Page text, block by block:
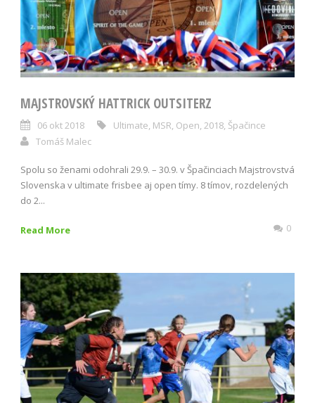
MAJSTROVSKÝ HATTRICK OUTSITERZ
06 okt 2018 Ultimate, MSR, Open, 2018, Špačince
Tomáš Malec
Spolu so ženami odohrali 29.9. – 30.9. v Špačinciach Majstrovstvá
Slovenska v ultimate frisbee aj open tímy. 8 tímov, rozdelených
do 2...
Read More 0